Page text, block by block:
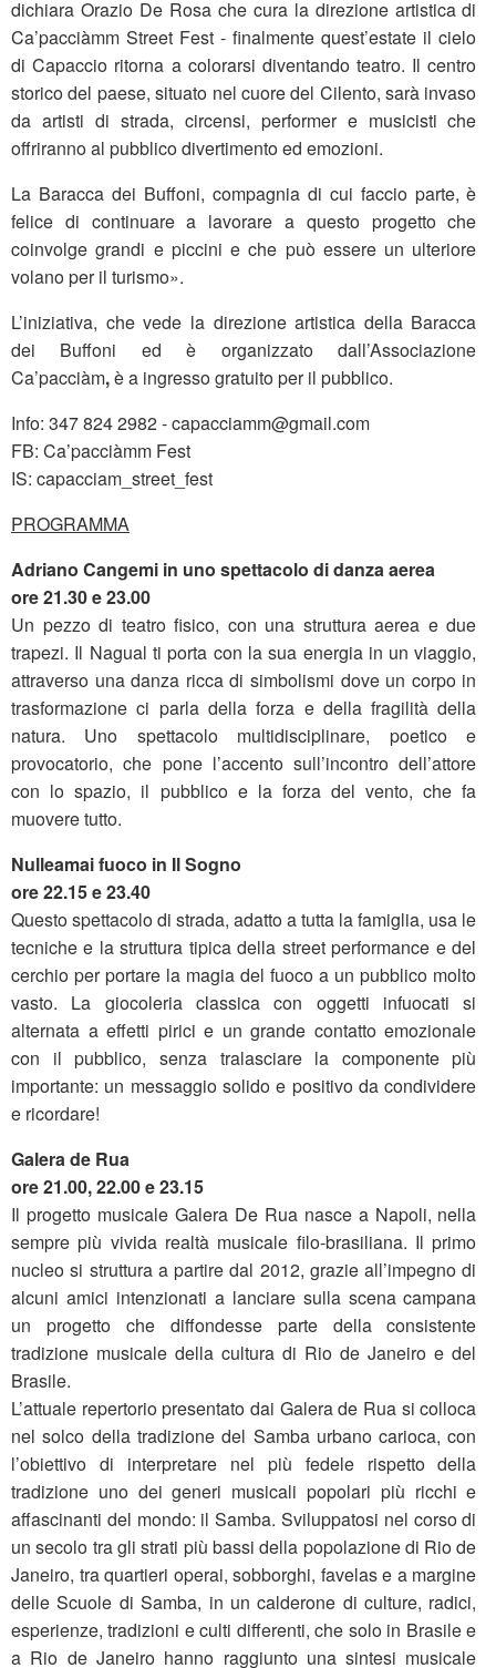
dichiara Orazio De Rosa che cura la direzione artistica di
Ca’pacciàmm Street Fest - finalmente quest’estate il cielo
di Capaccio ritorna a colorarsi diventando teatro. Il centro
storico del paese, situato nel cuore del Cilento, sarà invaso
da artisti di strada, circensi, performer e musicisti che
offriranno al pubblico divertimento ed emozioni.
La Baracca dei Buffoni, compagnia di cui faccio parte, è
felice di continuare a lavorare a questo progetto che
coinvolge grandi e piccini e che può essere un ulteriore
volano per il turismo».
L’iniziativa, che vede la direzione artistica della Baracca
dei Buffoni ed è organizzato dall’Associazione
Ca’pacciàm,è a ingresso gratuito per il pubblico.
Info: 347 824 2982 - capacciamm@gmail.com
FB: Ca’pacciàmm Fest
IS: capacciam_street_fest
PROGRAMMA
Adriano Cangemi in uno spettacolo di danza aerea
ore 21.30 e 23.00
Un pezzo di teatro fisico, con una struttura aerea e due
trapezi. Il Nagual ti porta con la sua energia in un viaggio,
attraverso una danza ricca di simbolismi dove un corpo in
trasformazione ci parla della forza e della fragilità della
natura. Uno spettacolo multidisciplinare, poetico e
provocatorio, che pone l’accento sull’incontro dell’attore
con lo spazio, il pubblico e la forza del vento, che fa
muovere tutto.
Nulleamai fuoco in Il Sogno
ore 22.15 e 23.40
Questo spettacolo di strada, adatto a tutta la famiglia, usa le
tecniche e la struttura tipica della street performance e del
cerchio per portare la magia del fuoco a un pubblico molto
vasto. La giocoleria classica con oggetti infuocati si
alternata a effetti pirici e un grande contatto emozionale
con il pubblico, senza tralasciare la componente più
importante: un messaggio solido e positivo da condividere
e ricordare!
Galera de Rua
ore 21.00, 22.00 e 23.15
Il progetto musicale Galera De Rua nasce a Napoli, nella
sempre più vivida realtà musicale filo-brasiliana. Il primo
nucleo si struttura a partire dal 2012, grazie all’impegno di
alcuni amici intenzionati a lanciare sulla scena campana
un progetto che diffondesse parte della consistente
tradizione musicale della cultura di Rio de Janeiro e del
Brasile.
L’attuale repertorio presentato dai Galera de Rua si colloca
nel solco della tradizione del Samba urbano carioca, con
l’obiettivo di interpretare nel più fedele rispetto della
tradizione uno dei generi musicali popolari più ricchi e
affascinanti del mondo: il Samba. Sviluppatosi nel corso di
un secolo tra gli strati più bassi della popolazione di Rio de
Janeiro, tra quartieri operai, sobborghi, favelas e a margine
delle Scuole di Samba, in un calderone di culture, radici,
esperienze, tradizioni e culti differenti, che solo in Brasile e
a Rio de Janeiro hanno raggiunto una sintesi musicale